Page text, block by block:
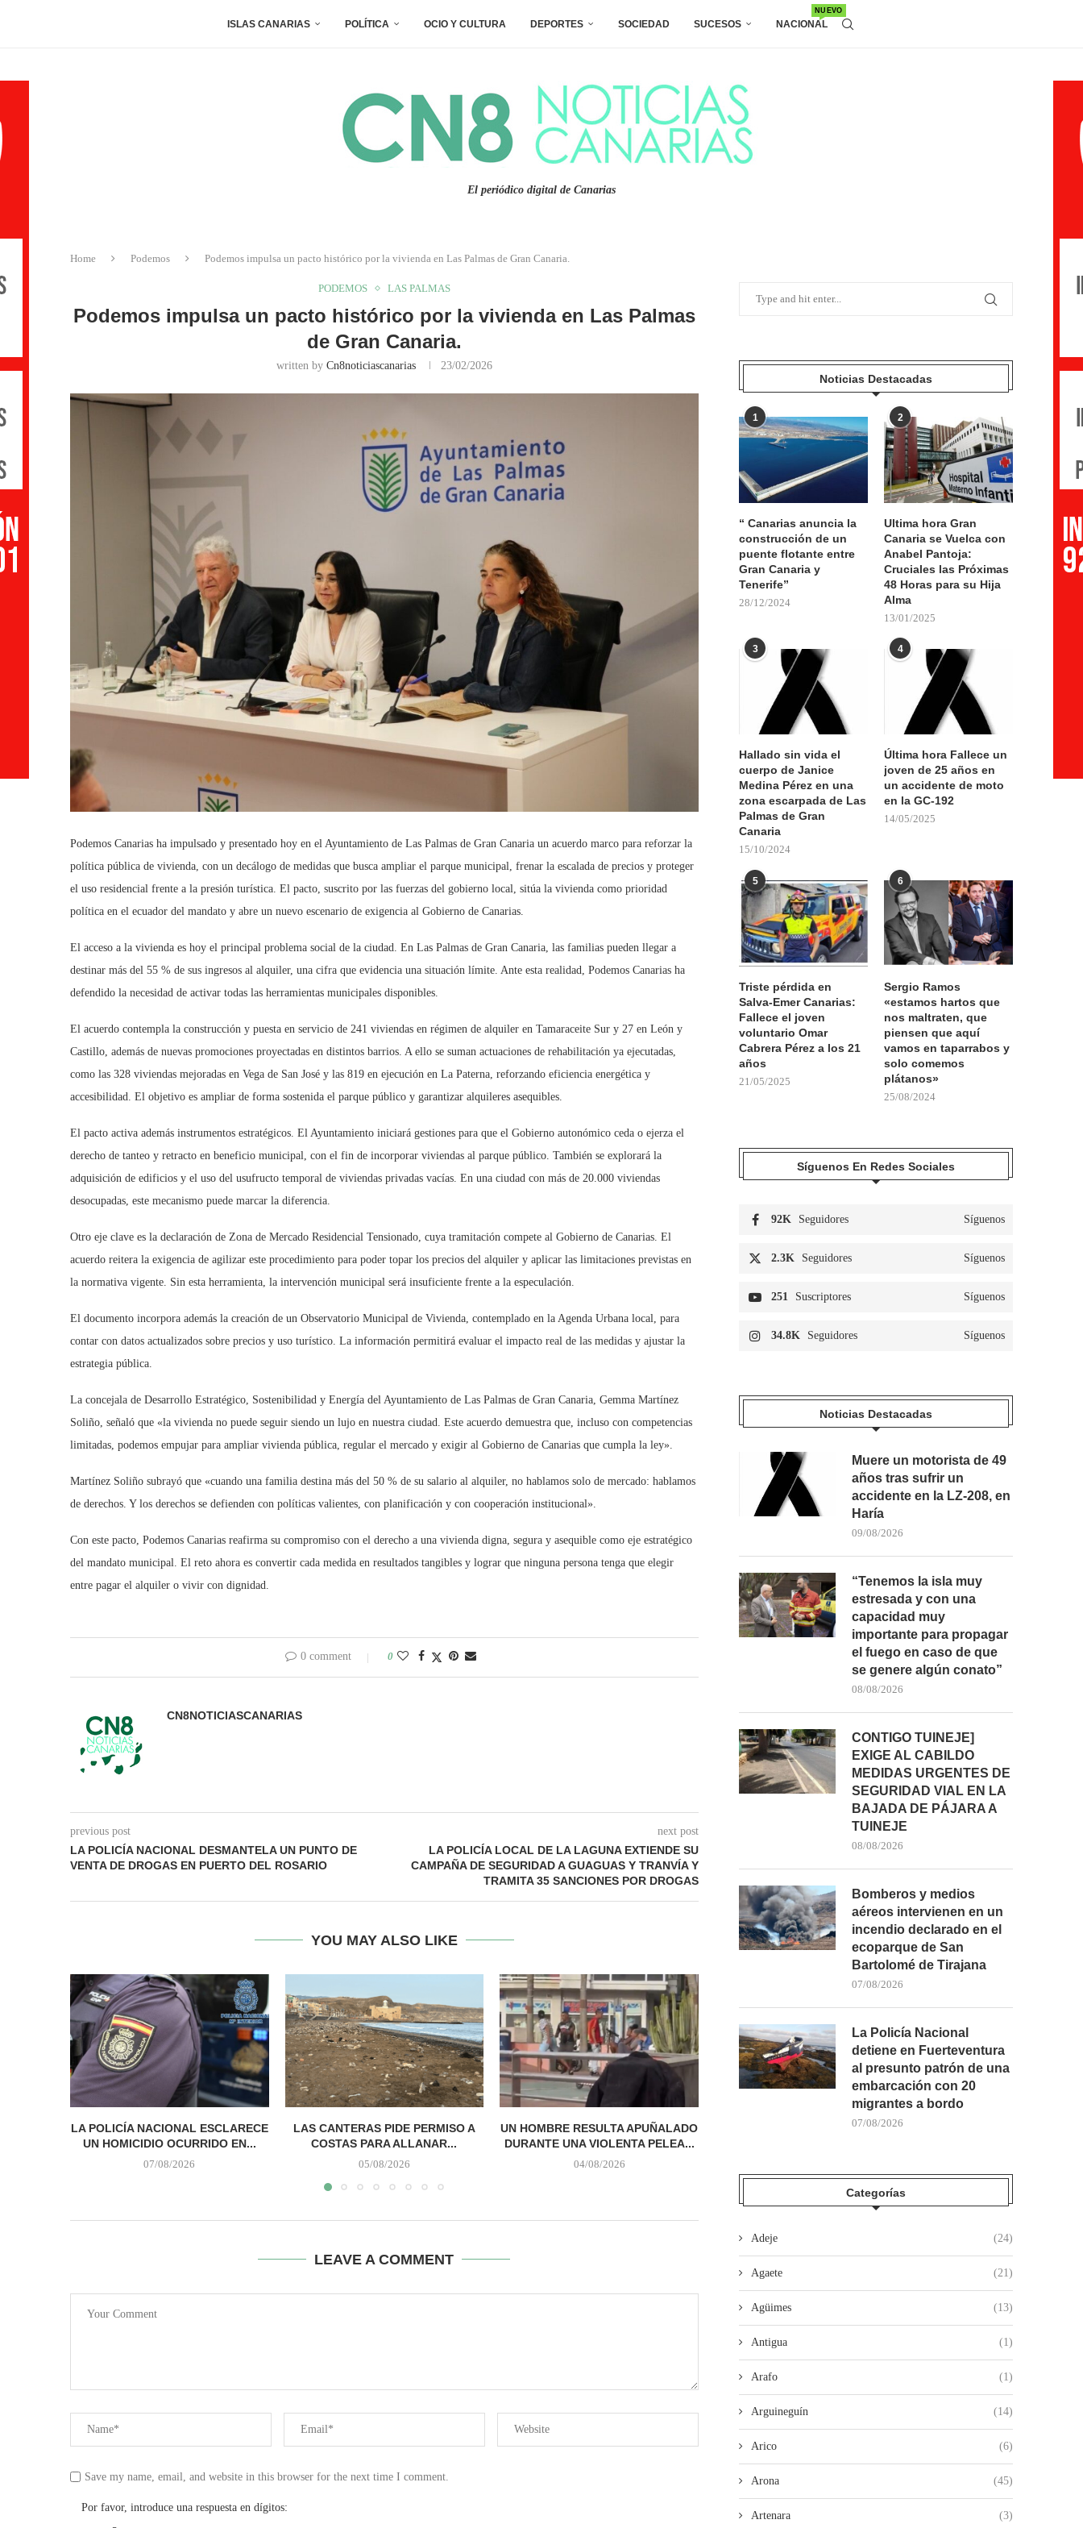
ISLAS CANARIAS POLÍTICA OCIO Y CULTURA DEPORTES SOCIEDAD SUCESOS NACIONAL
NUEVO
El periódico digital de Canarias
Home Podemos Podemos impulsa un pacto histórico por la vivienda en Las Palmas de Gran Canaria.
PODEMOS LAS PALMAS
Podemos impulsa un pacto histórico por la vivienda en Las Palmas
de Gran Canaria.
written by Cn8noticiascanarias 23/02/2026
Podemos Canarias ha impulsado y presentado hoy en el Ayuntamiento de Las Palmas de Gran Canaria un acuerdo marco para reforzar la
política pública de vivienda, con un decálogo de medidas que busca ampliar el parque municipal, frenar la escalada de precios y proteger
el uso residencial frente a la presión turística. El pacto, suscrito por las fuerzas del gobierno local, sitúa la vivienda como prioridad
política en el ecuador del mandato y abre un nuevo escenario de exigencia al Gobierno de Canarias.
El acceso a la vivienda es hoy el principal problema social de la ciudad. En Las Palmas de Gran Canaria, las familias pueden llegar a
destinar más del 55 % de sus ingresos al alquiler, una cifra que evidencia una situación límite. Ante esta realidad, Podemos Canarias ha
defendido la necesidad de activar todas las herramientas municipales disponibles.
El acuerdo contempla la construcción y puesta en servicio de 241 viviendas en régimen de alquiler en Tamaraceite Sur y 27 en León y
Castillo, además de nuevas promociones proyectadas en distintos barrios. A ello se suman actuaciones de rehabilitación ya ejecutadas,
como las 328 viviendas mejoradas en Vega de San José y las 819 en ejecución en La Paterna, reforzando eficiencia energética y
accesibilidad. El objetivo es ampliar de forma sostenida el parque público y garantizar alquileres asequibles.
El pacto activa además instrumentos estratégicos. El Ayuntamiento iniciará gestiones para que el Gobierno autonómico ceda o ejerza el
derecho de tanteo y retracto en beneficio municipal, con el fin de incorporar viviendas al parque público. También se explorará la
adquisición de edificios y el uso del usufructo temporal de viviendas privadas vacías. En una ciudad con más de 20.000 viviendas
desocupadas, este mecanismo puede marcar la diferencia.
Otro eje clave es la declaración de Zona de Mercado Residencial Tensionado, cuya tramitación compete al Gobierno de Canarias. El
acuerdo reitera la exigencia de agilizar este procedimiento para poder topar los precios del alquiler y aplicar las limitaciones previstas en
la normativa vigente. Sin esta herramienta, la intervención municipal será insuficiente frente a la especulación.
El documento incorpora además la creación de un Observatorio Municipal de Vivienda, contemplado en la Agenda Urbana local, para
contar con datos actualizados sobre precios y uso turístico. La información permitirá evaluar el impacto real de las medidas y ajustar la
estrategia pública.
La concejala de Desarrollo Estratégico, Sostenibilidad y Energía del Ayuntamiento de Las Palmas de Gran Canaria, Gemma Martínez
Soliño, señaló que «la vivienda no puede seguir siendo un lujo en nuestra ciudad. Este acuerdo demuestra que, incluso con competencias
limitadas, podemos empujar para ampliar vivienda pública, regular el mercado y exigir al Gobierno de Canarias que cumpla la ley».
Martínez Soliño subrayó que «cuando una familia destina más del 50 % de su salario al alquiler, no hablamos solo de mercado: hablamos
de derechos. Y los derechos se defienden con políticas valientes, con planificación y con cooperación institucional».
Con este pacto, Podemos Canarias reafirma su compromiso con el derecho a una vivienda digna, segura y asequible como eje estratégico
del mandato municipal. El reto ahora es convertir cada medida en resultados tangibles y lograr que ninguna persona tenga que elegir
entre pagar el alquiler o vivir con dignidad.
0 comment 0
CN8NOTICIASCANARIAS
previous post
LA POLICÍA NACIONAL DESMANTELA UN PUNTO DE
VENTA DE DROGAS EN PUERTO DEL ROSARIO
next post
LA POLICÍA LOCAL DE LA LAGUNA EXTIENDE SU
CAMPAÑA DE SEGURIDAD A GUAGUAS Y TRANVÍA Y
TRAMITA 35 SANCIONES POR DROGAS
YOU MAY ALSO LIKE
LA POLICÍA NACIONAL ESCLARECE
UN HOMICIDIO OCURRIDO EN...
07/08/2026
LAS CANTERAS PIDE PERMISO A
COSTAS PARA ALLANAR...
05/08/2026
UN HOMBRE RESULTA APUÑALADO
DURANTE UNA VIOLENTA PELEA...
04/08/2026
LA POLICÍA NACIONAL REDUCE
04/08/2026
LEAVE A COMMENT
Save my name, email, and website in this browser for the next time I comment.
Por favor, introduce una respuesta en dígitos:
Noticias Destacadas
1
“ Canarias anuncia la
construcción de un
puente flotante entre
Gran Canaria y
Tenerife”
28/12/2024
2
Ultima hora Gran
Canaria se Vuelca con
Anabel Pantoja:
Cruciales las Próximas
48 Horas para su Hija
Alma
13/01/2025
3
Hallado sin vida el
cuerpo de Janice
Medina Pérez en una
zona escarpada de Las
Palmas de Gran
Canaria
15/10/2024
4
Última hora Fallece un
joven de 25 años en
un accidente de moto
en la GC-192
14/05/2025
5
Triste pérdida en
Salva-Emer Canarias:
Fallece el joven
voluntario Omar
Cabrera Pérez a los 21
años
21/05/2025
6
Sergio Ramos
«estamos hartos que
nos maltraten, que
piensen que aquí
vamos en taparrabos y
solo comemos
plátanos»
25/08/2024
Síguenos En Redes Sociales
92K Seguidores Síguenos
2.3K Seguidores Síguenos
251 Suscriptores Síguenos
34.8K Seguidores Síguenos
Noticias Destacadas
Muere un motorista de 49
años tras sufrir un
accidente en la LZ-208, en
Haría
09/08/2026
“Tenemos la isla muy
estresada y con una
capacidad muy
importante para propagar
el fuego en caso de que
se genere algún conato”
08/08/2026
CONTIGO TUINEJE]
EXIGE AL CABILDO
MEDIDAS URGENTES DE
SEGURIDAD VIAL EN LA
BAJADA DE PÁJARA A
TUINEJE
08/08/2026
Bomberos y medios
aéreos intervienen en un
incendio declarado en el
ecoparque de San
Bartolomé de Tirajana
07/08/2026
La Policía Nacional
detiene en Fuerteventura
al presunto patrón de una
embarcación con 20
migrantes a bordo
07/08/2026
Categorías
Adeje (24)
Agaete (21)
Agüimes (13)
Antigua (1)
Arafo (1)
Arguineguín (14)
Arico (6)
Arona (45)
Artenara (3)